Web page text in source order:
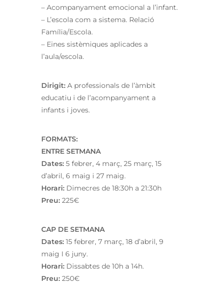
– Acompanyament emocional a l’infant.
– L’escola com a sistema. Relació
Família/Escola.
– Eines sistèmiques aplicades a
l’aula/escola.
Dirigit: A professionals de l’àmbit
educatiu i de l’acompanyament a
infants i joves.
FORMATS:
ENTRE SETMANA
Dates: 5 febrer, 4 març, 25 març, 15
d’abril, 6 maig i 27 maig.
Horari: Dimecres de 18:30h a 21:30h
Preu: 225€
CAP DE SETMANA
Dates: 15 febrer, 7 març, 18 d’abril, 9
maig I 6 juny.
Horari: Dissabtes de 10h a 14h.
Preu: 250€